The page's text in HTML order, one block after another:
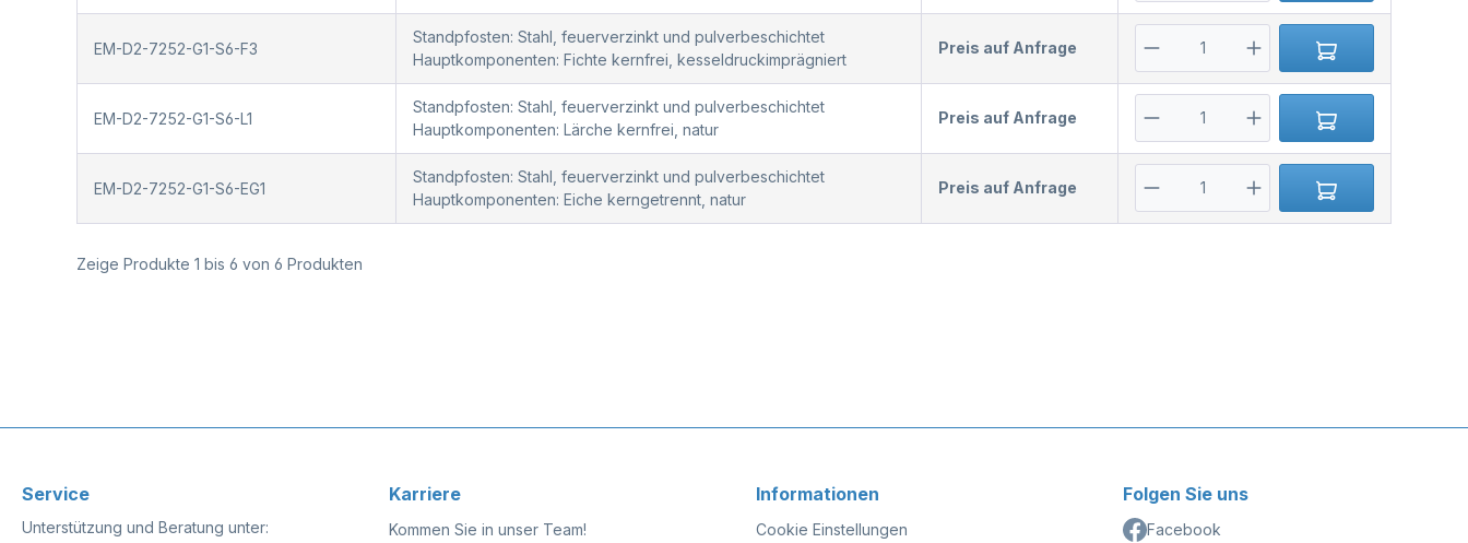
EM-D2-7252-G1-S6-F3
Standpfosten: Stahl, feuerverzinkt und pulverbeschichtet
Hauptkomponenten: Fichte kernfrei, kesseldruckimprägniert
Preis auf Anfrage
EM-D2-7252-G1-S6-L1
Standpfosten: Stahl, feuerverzinkt und pulverbeschichtet
Hauptkomponenten: Lärche kernfrei, natur
Preis auf Anfrage
EM-D2-7252-G1-S6-EG1
Standpfosten: Stahl, feuerverzinkt und pulverbeschichtet
Hauptkomponenten: Eiche kerngetrennt, natur
Preis auf Anfrage
Zeige Produkte 1 bis 6 von 6 Produkten
Service
Unterstützung und Beratung unter:
Karriere
Kommen Sie in unser Team!
Informationen
Cookie Einstellungen
Folgen Sie uns
Facebook